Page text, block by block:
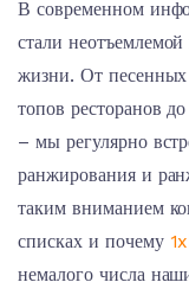
В современном
стали
жизни. От песенных
топов ресторанов
– мы регулярно
ранжирования и
таким вниманием
списках и почему
немалого числа